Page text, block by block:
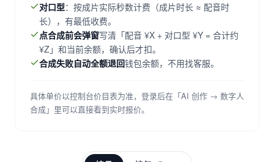
对口型：按成片实际秒数计费（成片时长 ≈ 配音时
长），有最低收费。
点合成前会弹窗写清「配音 ¥X + 对口型 ¥Y = 合计约
¥Z」和当前余额，确认后才扣。
合成失败自动全额退回钱包余额，不用找客服。
具体单价以控制台价目表为准，登录后在「AI 创作 → 数字人
合成」里可以直接看到实时报价。